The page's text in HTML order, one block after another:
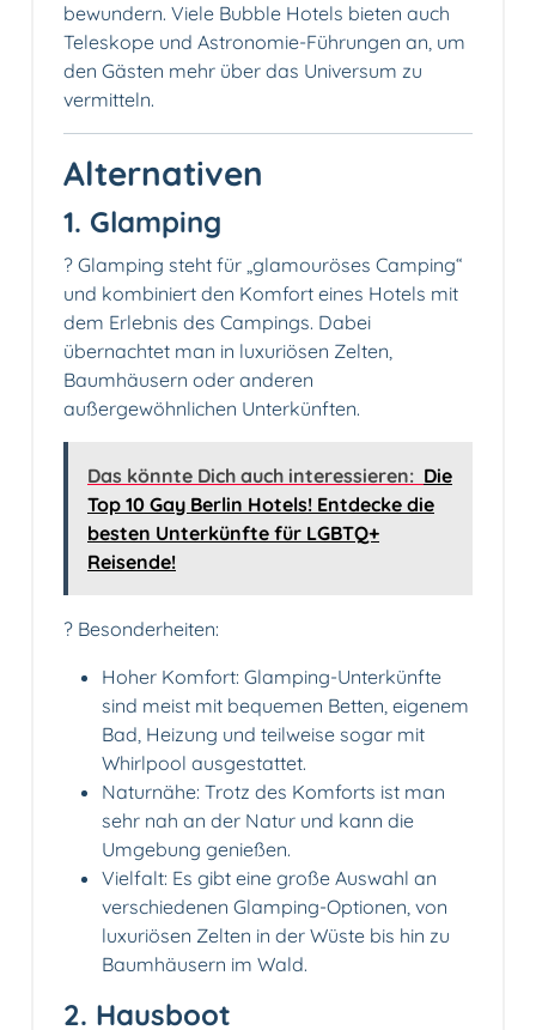
bewundern. Viele Bubble Hotels bieten auch
Teleskope und Astronomie-Führungen an, um
den Gästen mehr über das Universum zu
vermitteln.
Alternativen
1. Glamping
?️ Glamping steht für „glamouröses Camping“
und kombiniert den Komfort eines Hotels mit
dem Erlebnis des Campings. Dabei
übernachtet man in luxuriösen Zelten,
Baumhäusern oder anderen
außergewöhnlichen Unterkünften.
Das könnte Dich auch interessieren: Die
Top 10 Gay Berlin Hotels! Entdecke die
besten Unterkünfte für LGBTQ+
Reisende!
? Besonderheiten:
Hoher Komfort: Glamping-Unterkünfte
sind meist mit bequemen Betten, eigenem
Bad, Heizung und teilweise sogar mit
Whirlpool ausgestattet.
Naturnähe: Trotz des Komforts ist man
sehr nah an der Natur und kann die
Umgebung genießen.
Vielfalt: Es gibt eine große Auswahl an
verschiedenen Glamping-Optionen, von
luxuriösen Zelten in der Wüste bis hin zu
Baumhäusern im Wald.
2. Hausboot